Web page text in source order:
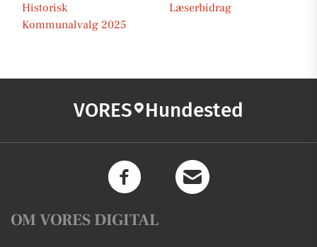
Historisk
Læserbidrag
Kommunalvalg 2025
VORES Hundested
OM VORES DIGITAL